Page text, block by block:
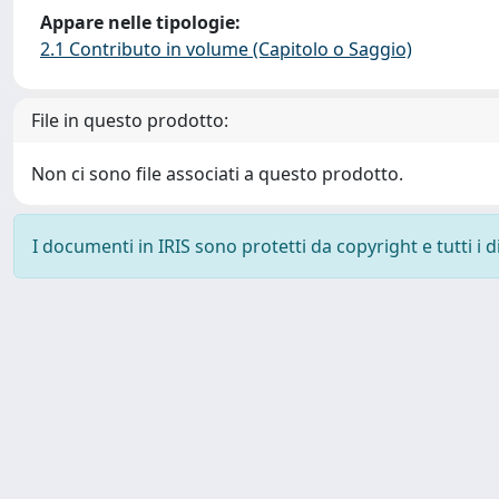
Appare nelle tipologie:
2.1 Contributo in volume (Capitolo o Saggio)
File in questo prodotto:
Non ci sono file associati a questo prodotto.
I documenti in IRIS sono protetti da copyright e tutti i